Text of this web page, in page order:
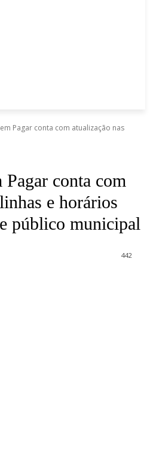
Pagar conta com atualização nas
Pagar conta com
e horários
público municipal
442